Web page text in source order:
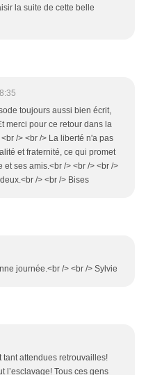
la suite de cette belle
toujours aussi bien écrit,
merci pour ce retour dans la
/> <br /> La liberté n'a pas
et fraternité, ce qui promet
ses amis.<br /> <br /> <br />
/> <br /> Bises
journée.<br /> <br /> Sylvie
tant attendues retrouvailles!
l’esclavage! Tous ces gens